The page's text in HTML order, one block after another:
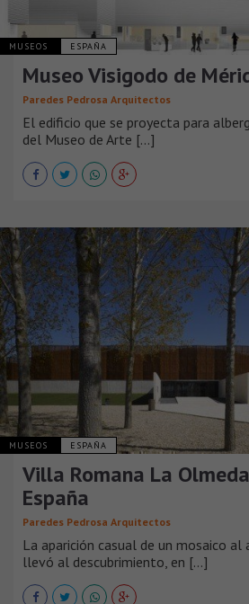
MUSEOS ESPAÑA
Museo Visigodo de
Paredes Pedrosa Arquitectos
El edificio que se proyecta para
del Museo de Arte [...]
MUSEOS ESPAÑA
Villa Romana La
España
Paredes Pedrosa Arquitectos
La aparición casual de un mosaico al
llevó al descubrimiento, en [...]